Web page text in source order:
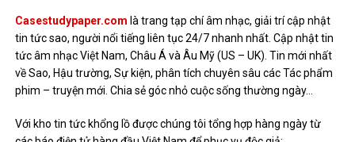
Casestudypaper.com là trang tạp chí âm nhạc, giải trí cập nhật
tin tức sao, người nổi tiếng liên tục 24/7 nhanh nhất. Cập nhật tin
tức âm nhạc Việt Nam, Châu Á và Âu Mỹ (US – UK). Tin mới nhất
về Sao, Hậu trường, Sự kiện, phân tích chuyên sâu các Tác phẩm
phim – truyện mới. Chia sẻ góc nhỏ cuộc sống thường ngày…
Với kho tin tức khổng lồ được chúng tôi tổng hợp hàng ngày từ